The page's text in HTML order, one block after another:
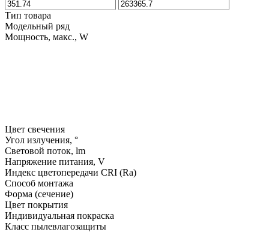
Тип товара
Модельный ряд
Мощность, макс., W
Цвет свечения
Угол излучения, °
Световой поток, lm
Напряжение питания, V
Индекс цветопередачи CRI (Ra)
Способ монтажа
Форма (сечение)
Цвет покрытия
Индивидуальная покраска
Класс пылевлагозащиты